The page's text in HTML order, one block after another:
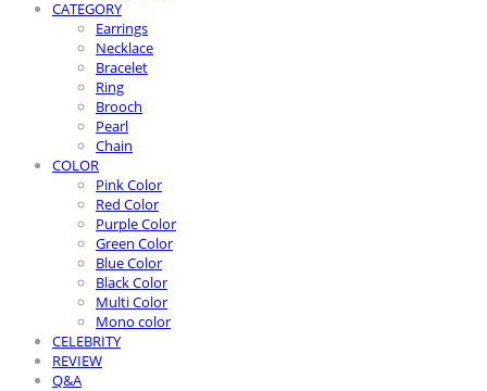
CATEGORY
Earrings
Necklace
Bracelet
Ring
Brooch
Pearl
Chain
COLOR
Pink Color
Red Color
Purple Color
Green Color
Blue Color
Black Color
Multi Color
Mono color
CELEBRITY
REVIEW
Q&A